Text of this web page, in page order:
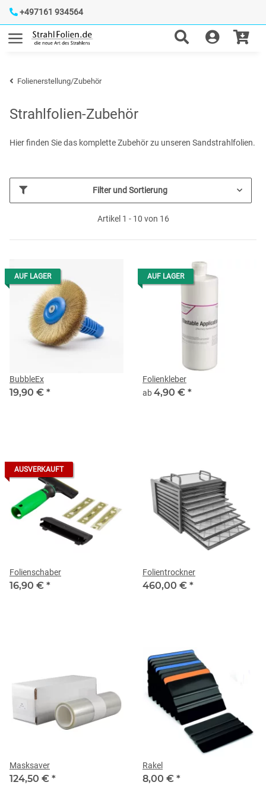
+497161 934564
Folienerstellung/Zubehör
Strahlfolien-Zubehör
Hier finden Sie das komplette Zubehör zu unseren Sandstrahlfolien.
Filter und Sortierung
Artikel 1 - 10 von 16
AUF LAGER
BubbleEx
19,90 € *
AUF LAGER
Folienkleber
ab4,90 € *
AUSVERKAUFT
Folienschaber
16,90 € *
Folientrockner
460,00 € *
Masksaver
124,50 € *
Rakel
8,00 € *